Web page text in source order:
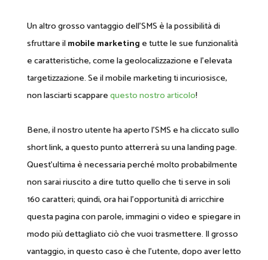
Un altro grosso vantaggio dell’SMS è la possibilità di
sfruttare ilmobile marketing e tutte le sue funzionalità
e caratteristiche, come la geolocalizzazione e l’elevata
targetizzazione. Se il mobile marketing ti incuriosisce,
non lasciarti scapparequesto nostro articolo!
Bene, il nostro utente ha aperto l’SMS e ha cliccato sullo
short link, a questo punto atterrerà su una landing page.
Quest’ultima è necessaria perché molto probabilmente
non sarai riuscito a dire tutto quello che ti serve in soli
160 caratteri; quindi, ora hai l’opportunità di arricchire
questa pagina con parole, immagini o video e spiegare in
modo più dettagliato ciò che vuoi trasmettere. Il grosso
vantaggio, in questo caso è che l’utente, dopo aver letto